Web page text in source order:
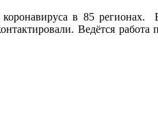
в 85 регионах.
Ведётся